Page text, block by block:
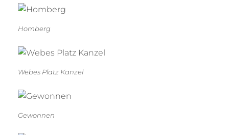
Homberg
Webes Platz Kanzel
Gewonnen